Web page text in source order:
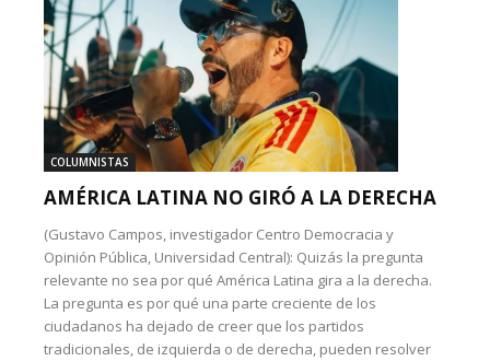
COLUMNISTAS
AMÉRICA LATINA NO GIRÓ A LA DERECHA
(Gustavo Campos, investigador Centro Democracia y
Opinión Pública, Universidad Central): Quizás la pregunta
relevante no sea por qué América Latina gira a la derecha.
La pregunta es por qué una parte creciente de los
ciudadanos ha dejado de creer que los partidos
tradicionales, de izquierda o de derecha, pueden resolver